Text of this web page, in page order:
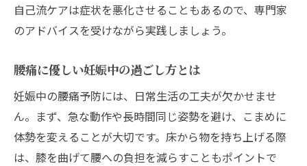
腰痛予防に役立つ日常の姿勢改善
快適空間で実践できるセルフケア術
日常で役立つ腰痛緩和の工夫まとめ表
腰痛が悪化しやすい動作とその回避策
妊娠期に安心なセルフマッサージ法
自己流ケアは症状を悪化させることもあるので、専門家
のアドバイスを受けながら実践しましょう。
腰痛に優しい妊娠中の過ごし方とは
妊娠中の腰痛予防には、日常生活の工夫が欠かせませ
ん。まず、急な動作や長時間同じ姿勢を避け、こまめに
体勢を変えることが大切です。床から物を持ち上げる際
は、膝を曲げて腰への負担を減らすこともポイントで